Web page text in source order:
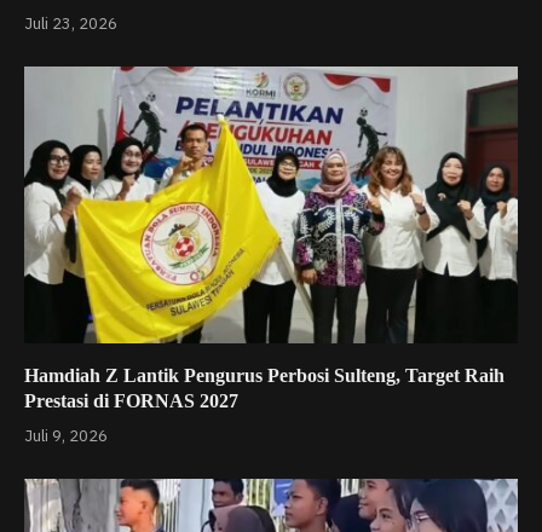
Juli 23, 2026
Hamdiah Z Lantik Pengurus Perbosi Sulteng, Target Raih
Prestasi di FORNAS 2027
Juli 9, 2026